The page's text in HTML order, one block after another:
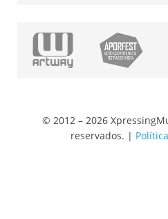
© 2012 – 2026
reservados. |